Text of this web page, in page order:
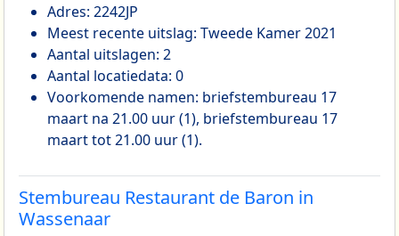
Adres: 2242JP
Meest recente uitslag: Tweede Kamer 2021
Aantal uitslagen: 2
Aantal locatiedata: 0
Voorkomende namen: briefstembureau 17
maart na 21.00 uur (1), briefstembureau 17
maart tot 21.00 uur (1).
Stembureau Restaurant de Baron in
Wassenaar